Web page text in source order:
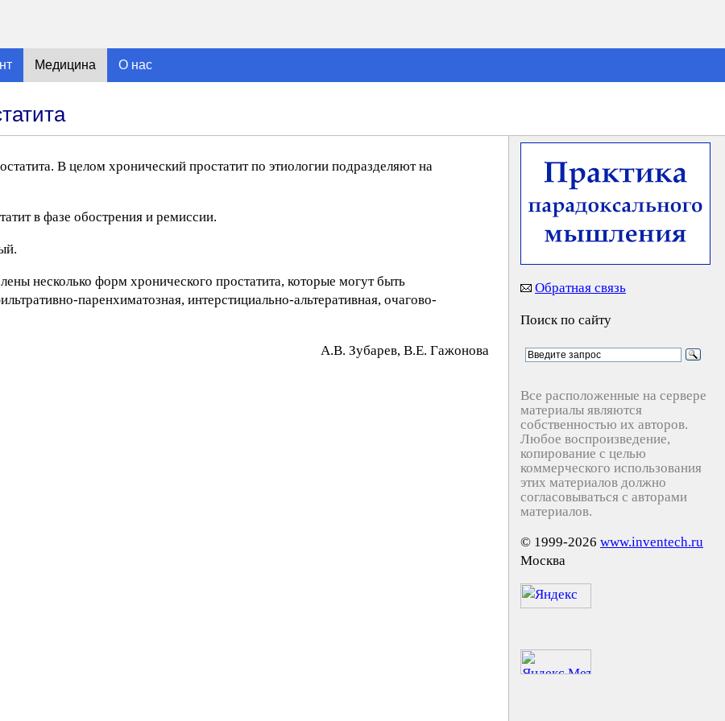
Медицина О нас
В целом хронический простатит по этиологии подразделяют на
в фазе обострения и ремиссии.
несколько форм хронического простатита, которые могут быть
паренхиматозная, интерстициально-альтеративная, очагово-
A.В. Зyбaрeв, В.Е. Гaжoнoва
Обратная связь
Поиск по сайту
Все расположенные на сервере
материалы являются
собственностью их авторов.
Любое воспроизведение,
копирование с целью
коммерческого использования
этих материалов должно
согласовываться с авторами
материалов.
© 1999-2026 www.inventech.ru
Москва